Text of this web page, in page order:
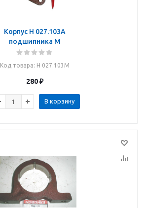
Корпус Н 027.103А
подшипника М
Код товара: Н 027.103М
280₽
В корзину